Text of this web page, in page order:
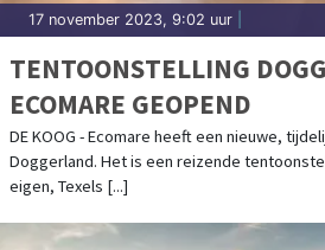
17 november 2023, 9:02 uur
TENTOONSTELLING
ECOMARE GEOPEND
DE KOOG - Ecomare heeft een nieuwe,
Doggerland. Het is een reizende
eigen, Texels [...]